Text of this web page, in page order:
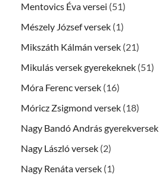
Mentovics Éva versei (51)
Mészely József versek (1)
Mikszáth Kálmán versek (21)
Mikulás versek gyerekeknek (51)
Móra Ferenc versek (16)
Móricz Zsigmond versek (18)
Nagy Bandó András gyerekversek
Nagy László versek (2)
Nagy Renáta versek (1)